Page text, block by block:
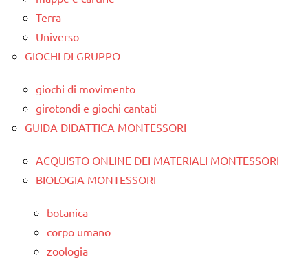
Terra
Universo
GIOCHI DI GRUPPO
giochi di movimento
girotondi e giochi cantati
GUIDA DIDATTICA MONTESSORI
ACQUISTO ONLINE DEI MATERIALI MONTESSORI
BIOLOGIA MONTESSORI
botanica
corpo umano
zoologia